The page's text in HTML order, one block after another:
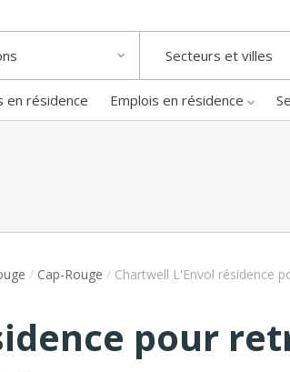
Secteurs et villes
en résidence Emplois en résidence
/ Cap-Rouge / Chartwell L'Envol résidence
pour